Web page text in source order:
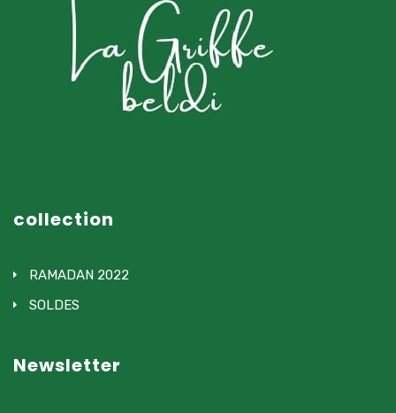
collection
RAMADAN 2022
SOLDES
Newsletter